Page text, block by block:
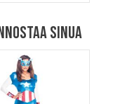
sinua